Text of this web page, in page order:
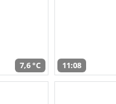
7,6 °C 11:08